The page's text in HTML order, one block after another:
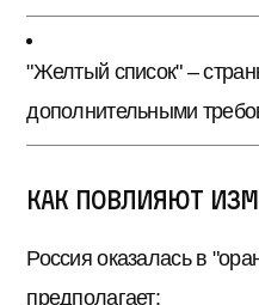
"Желтый список" –
дополнительными
Как повлияют
Россия оказалась в
предполагает: